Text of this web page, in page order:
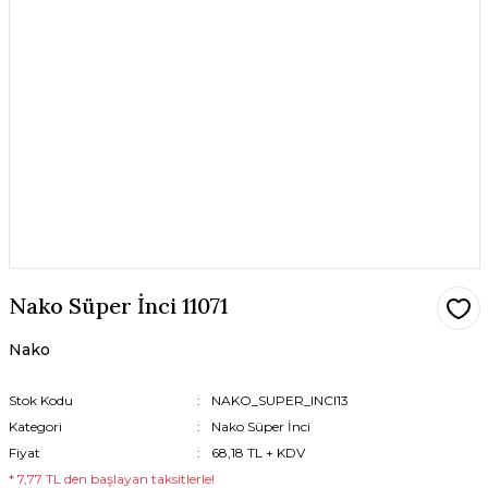
Nako Süper İnci 11071
Nako
Stok Kodu
NAKO_SUPER_INCI13
Kategori
Nako Süper İnci
Fiyat
68,18 TL + KDV
* 7,77 TL den başlayan taksitlerle!